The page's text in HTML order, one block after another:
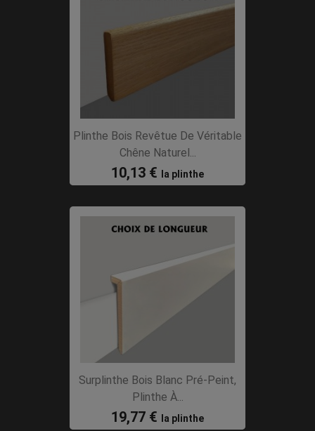
Plinthe Bois Revêtue De Véritable
Chêne Naturel...
10,13 € la plinthe
Surplinthe Bois Blanc Pré-Peint,
Plinthe À...
19,77 € la plinthe